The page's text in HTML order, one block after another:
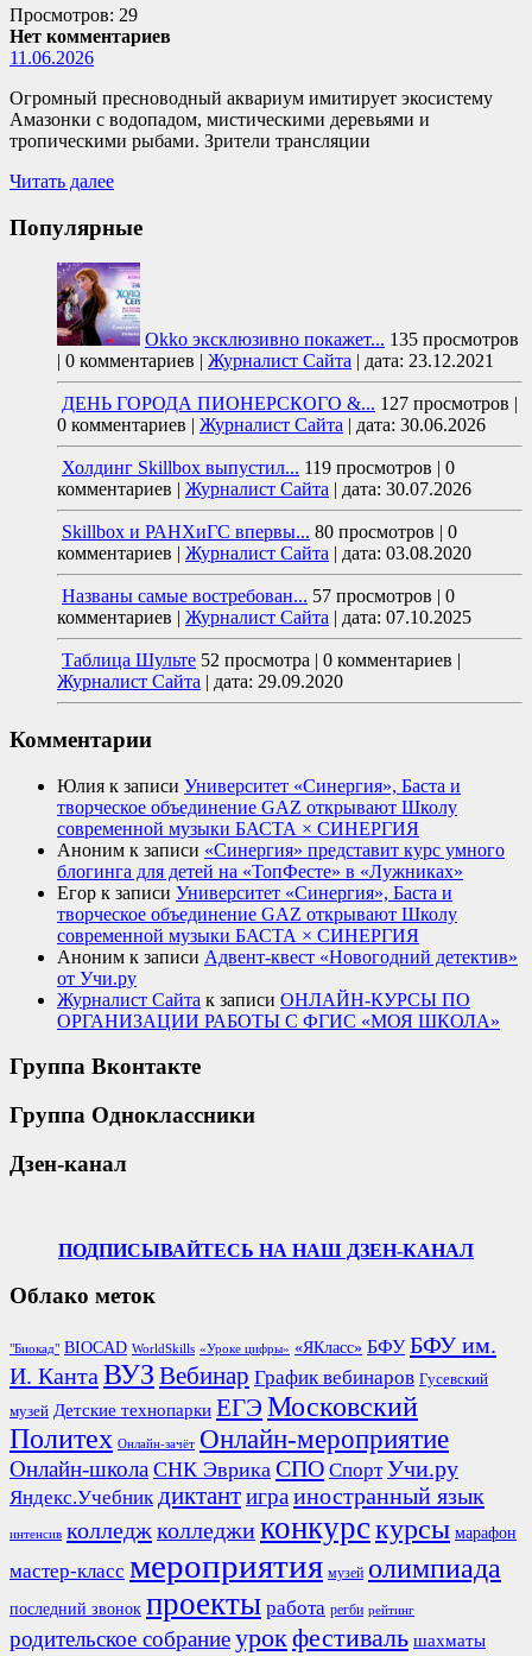
Просмотров: 29
Нет комментариев
11.06.2026
Огромный пресноводный аквариум имитирует экосистему
Амазонки с водопадом, мистическими деревьями и
тропическими рыбами. Зрители трансляции
Читать далее
Популярные
Okko эксклюзивно покажет... 135 просмотров
| 0 комментариев | Журналист Сайта | дата: 23.12.2021
ДЕНЬ ГОРОДА ПИОНЕРСКОГО &... 127 просмотров |
0 комментариев | Журналист Сайта | дата: 30.06.2026
Холдинг Skillbox выпустил... 119 просмотров | 0
комментариев | Журналист Сайта | дата: 30.07.2026
Skillbox и РАНХиГС впервы... 80 просмотров | 0
комментариев | Журналист Сайта | дата: 03.08.2020
Названы самые востребован... 57 просмотров | 0
комментариев | Журналист Сайта | дата: 07.10.2025
Таблица Шульте 52 просмотра | 0 комментариев |
Журналист Сайта | дата: 29.09.2020
Комментарии
Юлия к записи Университет «Синергия», Баста и
творческое объединение GAZ открывают Школу
современной музыки БАСТА × СИНЕРГИЯ
Аноним к записи «Синергия» представит курс умного
блогинга для детей на «ТопФесте» в «Лужниках»
Егор к записи Университет «Синергия», Баста и
творческое объединение GAZ открывают Школу
современной музыки БАСТА × СИНЕРГИЯ
Аноним к записи Адвент-квест «Новогодний детектив»
от Учи.ру
Журналист Сайта к записи ОНЛАЙН-КУРСЫ ПО
ОРГАНИЗАЦИИ РАБОТЫ С ФГИС «МОЯ ШКОЛА»
Группа Вконтакте
Группа Одноклассники
Дзен-канал
ПОДПИСЫВАЙТЕСЬ НА НАШ ДЗЕН-КАНАЛ
Облако меток
"Биокад" BIOCAD WorldSkills «Уроке цифры» «ЯКласс» БФУ БФУ им.
И. Канта ВУЗ Вебинар График вебинаров Гусевский
музей Детские технопарки ЕГЭ Московский
Политех Онлайн-зачёт Онлайн-мероприятие
Онлайн-школа СНК Эврика СПО Спорт Учи.ру
Яндекс.Учебник диктантигра иностранный язык
интенсив колледжколледжиконкурскурсы марафон
мастер-класс мероприятия музей олимпиада
последний звонок проекты работа регби рейтинг
родительское собраниеурокфестиваль шахматы